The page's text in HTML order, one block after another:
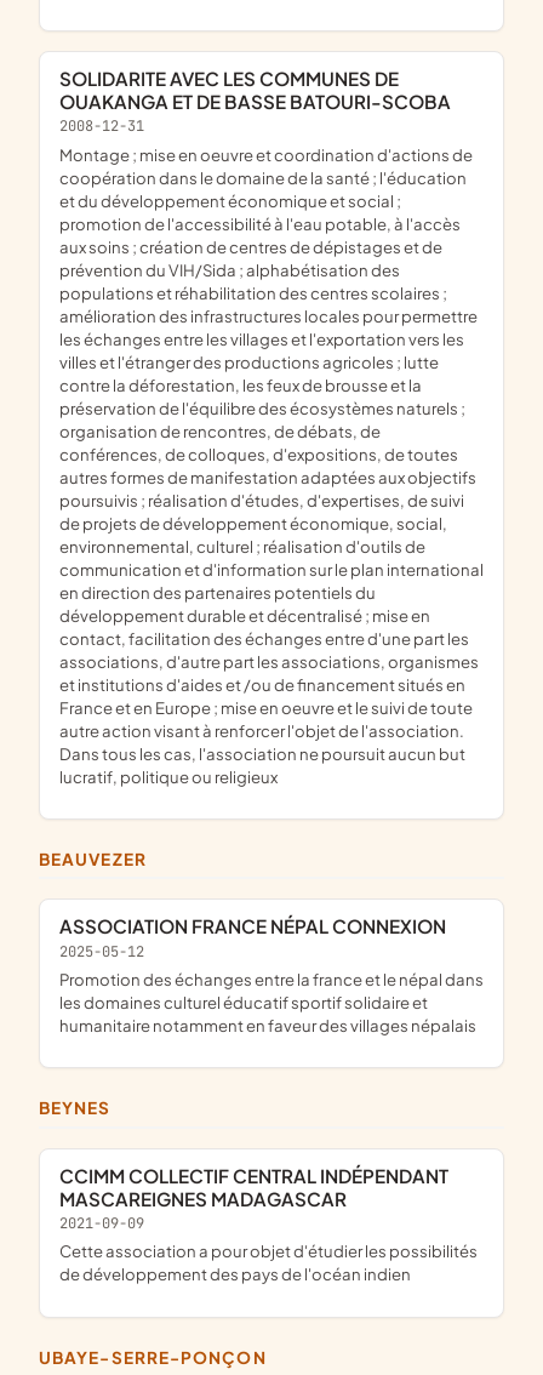
SOLIDARITE AVEC LES COMMUNES DE
OUAKANGA ET DE BASSE BATOURI-SCOBA
2008-12-31
montage ; mise en oeuvre et coordination d'actions de
coopération dans le domaine de la santé ; l'éducation
et du développement économique et social ;
promotion de l'accessibilité à l'eau potable, à l'accès
aux soins ; création de centres de dépistages et de
prévention du VIH/Sida ; alphabétisation des
populations et réhabilitation des centres scolaires ;
amélioration des infrastructures locales pour permettre
les échanges entre les villages et l'exportation vers les
villes et l'étranger des productions agricoles ; lutte
contre la déforestation, les feux de brousse et la
préservation de l'équilibre des écosystèmes naturels ;
organisation de rencontres, de débats, de
conférences, de colloques, d'expositions, de toutes
autres formes de manifestation adaptées aux objectifs
poursuivis ; réalisation d'études, d'expertises, de suivi
de projets de développement économique, social,
environnemental, culturel ; réalisation d'outils de
communication et d'information sur le plan international
en direction des partenaires potentiels du
développement durable et décentralisé ; mise en
contact, facilitation des échanges entre d'une part les
associations, d'autre part les associations, organismes
et institutions d'aides et /ou de financement situés en
France et en Europe ; mise en oeuvre et le suivi de toute
autre action visant à renforcer l'objet de l'association.
Dans tous les cas, l'association ne poursuit aucun but
lucratif, politique ou religieux
BEAUVEZER
ASSOCIATION FRANCE NÉPAL CONNEXION
2025-05-12
promotion des échanges entre la france et le népal dans
les domaines culturel éducatif sportif solidaire et
humanitaire notamment en faveur des villages népalais
BEYNES
CCIMM COLLECTIF CENTRAL INDÉPENDANT
MASCAREIGNES MADAGASCAR
2021-09-09
cette association a pour objet d'étudier les possibilités
de développement des pays de l'océan indien
UBAYE-SERRE-PONÇON